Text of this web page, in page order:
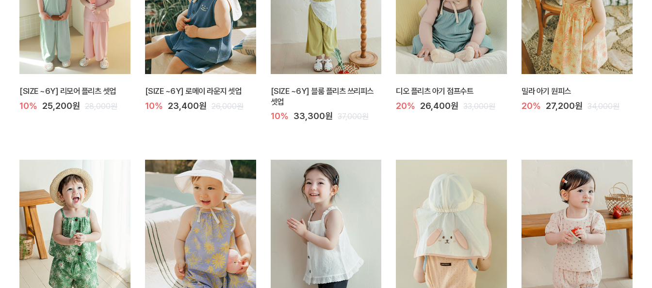
[SIZE ~6Y] 리모어 플리츠 셋업
10% 25,200원 28,000원
[SIZE ~6Y] 로메이 라운지 셋업
10% 23,400원 26,000원
[SIZE ~6Y] 블룸 플리츠 쓰리피스
셋업
10% 33,300원 37,000원
디오 플리츠 아기 점프수트
20% 26,400원 33,000원
밀라 아기 원피스
20% 27,200원 34,000원